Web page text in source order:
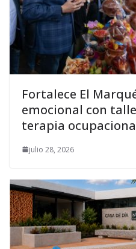
Fortalece El
emocional con
terapia
julio 28, 2026